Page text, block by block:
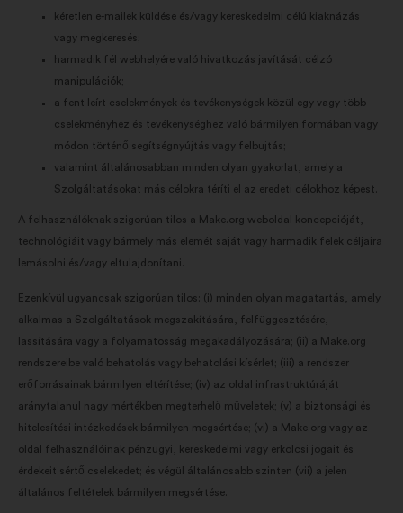
kéretlen e-mailek küldése és/vagy kereskedelmi célú kiaknázás
vagy megkeresés;
harmadik fél webhelyére való hivatkozás javítását célzó
manipulációk;
a fent leírt cselekmények és tevékenységek közül egy vagy több
cselekményhez és tevékenységhez való bármilyen formában vagy
módon történő segítségnyújtás vagy felbujtás;
valamint általánosabban minden olyan gyakorlat, amely a
Szolgáltatásokat más célokra téríti el az eredeti célokhoz képest.
A felhasználóknak szigorúan tilos a Make.org weboldal koncepcióját,
technológiáit vagy bármely más elemét saját vagy harmadik felek céljaira
lemásolni és/vagy eltulajdonítani.
Ezenkívül ugyancsak szigorúan tilos: (i) minden olyan magatartás, amely
alkalmas a Szolgáltatások megszakítására, felfüggesztésére,
lassítására vagy a folyamatosság megakadályozására; (ii) a Make.org
rendszereibe való behatolás vagy behatolási kísérlet; (iii) a rendszer
erőforrásainak bármilyen eltérítése; (iv) az oldal infrastruktúráját
aránytalanul nagy mértékben megterhelő műveletek; (v) a biztonsági és
hitelesítési intézkedések bármilyen megsértése; (vi) a Make.org vagy az
oldal felhasználóinak pénzügyi, kereskedelmi vagy erkölcsi jogait és
érdekeit sértő cselekedet; és végül általánosabb szinten (vii) a jelen
általános feltételek bármilyen megsértése.